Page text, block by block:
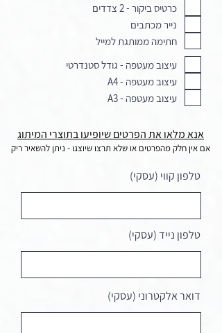
כרטיס ביקור - 2 צדדים
נייר מכתבים
חתימה ממותגת למייל
עיצוב מעטפה - גודל סטנדרטי
עיצוב מעטפה - A4
עיצוב מעטפה - A3
אנא מלאו את הפרטים שיופיעו בתוצרי המיתוג
אם אין חלק מהפרטים או שלא תרצו שיוצגו - ניתן להשאיר ריק
טלפון קווי (עסקי)
טלפון נייד (עסקי)
דואר אלקטרוני (עסקי)